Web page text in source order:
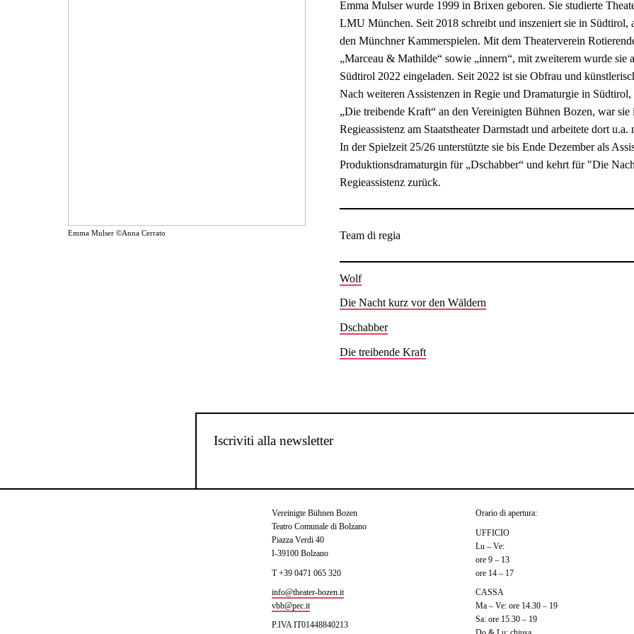
Emma Mulser ©Anna Cerrato
Emma Mulser wurde 1999 in Brixen geboren. Sie studierte
LMU München. Seit 2018 schreibt und inszeniert sie in Südtirol,
den Münchner Kammerspielen. Mit dem Theaterverein
„Marceau & Mathilde“ sowie „innern“, mit zweiterem wurde sie
Südtirol 2022 eingeladen. Seit 2022 ist sie Obfrau und
Nach weiteren Assistenzen in Regie und Dramaturgie in
„Die treibende Kraft“ an den Vereinigten Bühnen Bozen, war sie
Regieassistenz am Staatstheater Darmstadt und arbeitete dort
In der Spielzeit 25/26 unterstützte sie bis Ende Dezember als
Produktionsdramaturgin für „Dschabber“ und kehrt für "Die
Regieassistenz zurück.
Team di regia
Wolf
Die Nacht kurz vor den Wäldern
Dschabber
Die treibende Kraft
Iscriviti alla newsletter
Vereinigte Bühnen Bozen
Teatro Comunale di Bolzano
Piazza Verdi 40
I-39100 Bolzano
T +39 0471 065 320
info@theater-bozen.it
vbb@pec.it
P.IVA IT01448840213
Orario di apertura:
UFFICIO
Lu – Ve:
ore 9 – 13
ore 14 – 17
CASSA
Ma – Ve: ore 14.30 – 19
Sa: ore 15.30 – 19